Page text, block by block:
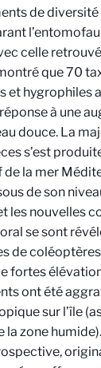
de diversité
celle
que 70
et hygrophiles
à une
douce. La
s’est
la mer
de son
les nouvelles
se sont
de
fortes
ont été
sur l’île
la zone humide).